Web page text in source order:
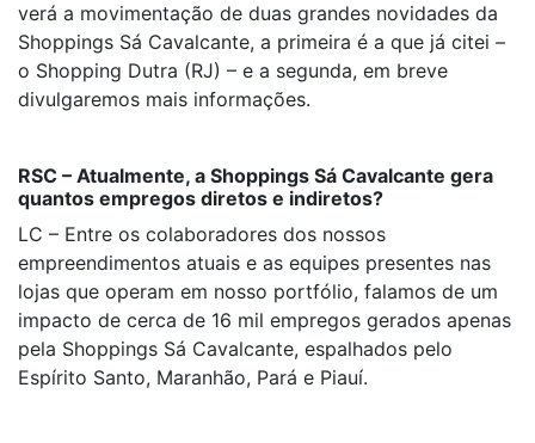
verá a movimentação de duas grandes novidades da
Shoppings Sá Cavalcante, a primeira é a que já citei –
o Shopping Dutra (RJ) – e a segunda, em breve
divulgaremos mais informações.
RSC – Atualmente, a Shoppings Sá Cavalcante gera
quantos empregos diretos e indiretos?
LC – Entre os colaboradores dos nossos
empreendimentos atuais e as equipes presentes nas
lojas que operam em nosso portfólio, falamos de um
impacto de cerca de 16 mil empregos gerados apenas
pela Shoppings Sá Cavalcante, espalhados pelo
Espírito Santo, Maranhão, Pará e Piauí.